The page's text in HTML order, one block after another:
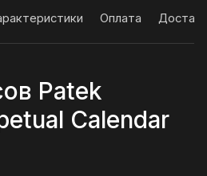
Оплата
Patek
Calendar